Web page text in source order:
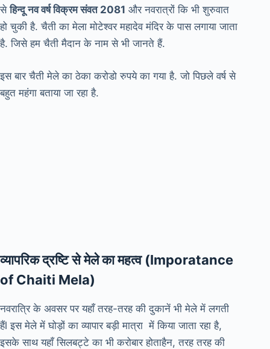
सेहिन्दू नव वर्ष विक्रम संवत 2081 और नवरात्रों कि भी शुरुवात
हो चुकी है. चैती का मेला मोटेश्वर महादेव मंदिर के पास लगाया जाता
है. जिसे हम चैती मैदान के नाम से भी जानते हैं.
इस बार चैती मेले का ठेका करोडो रुपये का गया है. जो पिछले वर्ष से
बहुत महंगा बताया जा रहा है.
व्यापरिक द्रष्टि से मेले का महत्व (Imporatance
of Chaiti Mela)
नवरात्रि के अवसर पर यहाँ तरह-तरह की दुकानें भी मेले में लगती
हैंl इस मेले में घोड़ों का व्यापार बड़ी मात्रा में किया जाता रहा है,
इसके साथ यहाँ सिलबट्टे का भी करोबार होताहैन, तरह तरह की